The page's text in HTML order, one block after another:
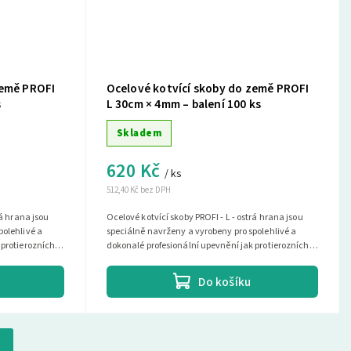
PROFI
hrana jsou
a
Ocelové kotvící skoby do země PROFI
L 30cm × 4mm – balení 100 ks
Skladem
512,40 Kč bez DPH
620 Kč/ ks
Do košíku
Ocelové kotvící skoby PROFI - L - ostrá hrana jsou
speciálně navrženy a vyrobeny pro spolehlivé a
dokonalé profesionální upevnění jak protierozních